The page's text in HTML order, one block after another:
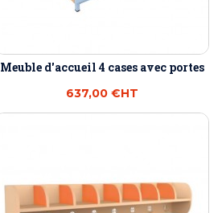
Meuble d'accueil 4 cases avec portes
637,00 €HT